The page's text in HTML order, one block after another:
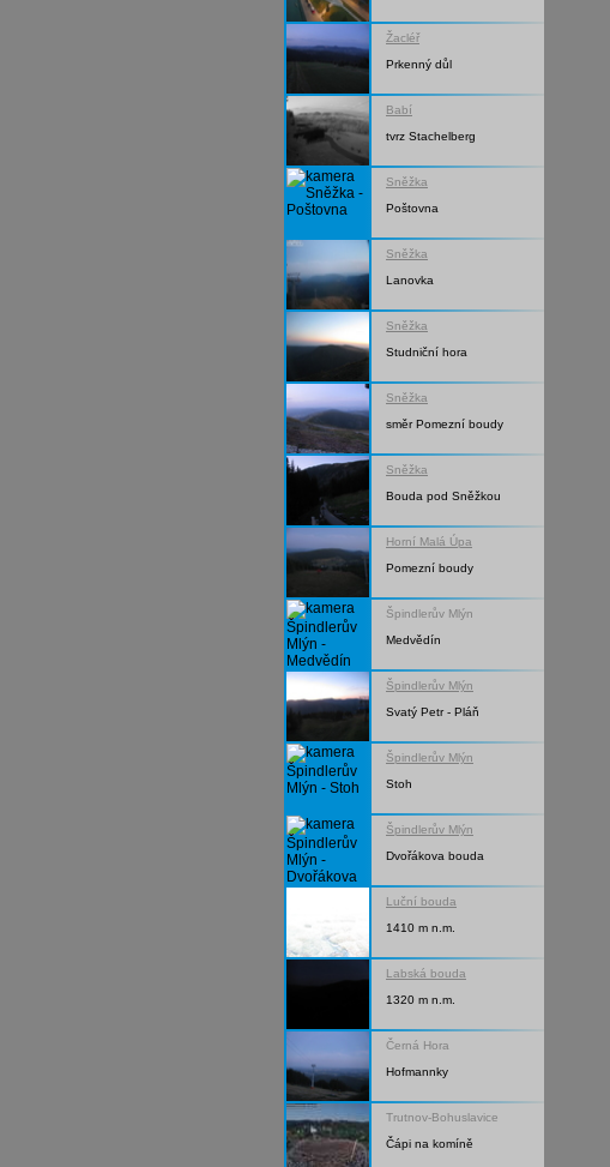
Žacléř
Prkenný důl
Babí
tvrz Stachelberg
Sněžka
Poštovna
Sněžka
Lanovka
Sněžka
Studniční hora
Sněžka
směr Pomezní boudy
Sněžka
Bouda pod Sněžkou
Horní Malá Úpa
Pomezní boudy
Špindlerův Mlýn
Medvědín
Špindlerův Mlýn
Svatý Petr - Pláň
Špindlerův Mlýn
Stoh
Špindlerův Mlýn
Dvořákova bouda
Luční bouda
1410 m n.m.
Labská bouda
1320 m n.m.
Černá Hora
Hofmannky
Trutnov-Bohuslavice
Čápi na komíně